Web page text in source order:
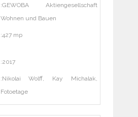
:GEWOBA Aktiengesellschaft
Wohnen und Bauen
:427 mp
:2017
:Nikolai Wolff, Kay Michalak,
Fotoetage